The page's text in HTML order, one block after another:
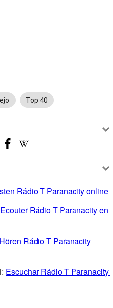
Top 40
Rádio T Paranacity online
Ecouter Rádio T Paranacity en
Hören Rádio T Paranacity
Escuchar Rádio T Paranacity